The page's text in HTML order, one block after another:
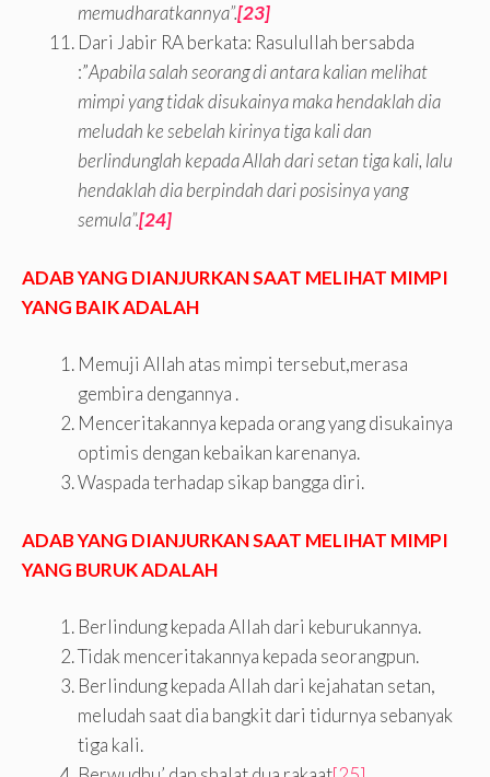
memudharatkannya”.[23]
Dari Jabir RA berkata: Rasulullah bersabda
:”Apabila salah seorang di antara kalian melihat
mimpi yang tidak disukainya maka hendaklah dia
meludah ke sebelah kirinya tiga kali dan
berlindunglah kepada Allah dari setan tiga kali, lalu
hendaklah dia berpindah dari posisinya yang
semula”.[24]
ADAB YANG DIANJURKAN SAAT MELIHAT MIMPI
YANG BAIK ADALAH
Memuji Allah atas mimpi tersebut,merasa
gembira dengannya .
Menceritakannya kepada orang yang disukainya
optimis dengan kebaikan karenanya.
Waspada terhadap sikap bangga diri.
ADAB YANG DIANJURKAN SAAT MELIHAT MIMPI
YANG BURUK ADALAH
Berlindung kepada Allah dari keburukannya.
Tidak menceritakannya kepada seorangpun.
Berlindung kepada Allah dari kejahatan setan,
meludah saat dia bangkit dari tidurnya sebanyak
tiga kali.